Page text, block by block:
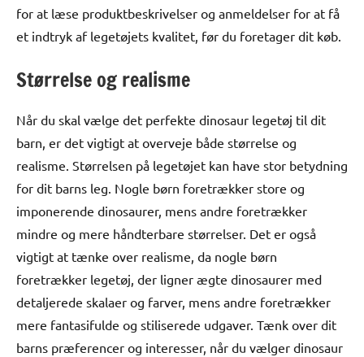
for at læse produktbeskrivelser og anmeldelser for at få
et indtryk af legetøjets kvalitet, før du foretager dit køb.
Størrelse og realisme
Når du skal vælge det perfekte dinosaur legetøj til dit
barn, er det vigtigt at overveje både størrelse og
realisme. Størrelsen på legetøjet kan have stor betydning
for dit barns leg. Nogle børn foretrækker store og
imponerende dinosaurer, mens andre foretrækker
mindre og mere håndterbare størrelser. Det er også
vigtigt at tænke over realisme, da nogle børn
foretrækker legetøj, der ligner ægte dinosaurer med
detaljerede skalaer og farver, mens andre foretrækker
mere fantasifulde og stiliserede udgaver. Tænk over dit
barns præferencer og interesser, når du vælger dinosaur